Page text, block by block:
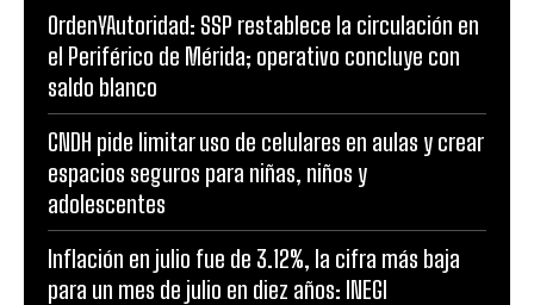
OrdenYAutoridad: SSP restablece la circulación en
el Periférico de Mérida; operativo concluye con
saldo blanco
CNDH pide limitar uso de celulares en aulas y crear
espacios seguros para niñas, niños y
adolescentes
Inflación en julio fue de 3.12%, la cifra más baja
para un mes de julio en diez años: INEGI